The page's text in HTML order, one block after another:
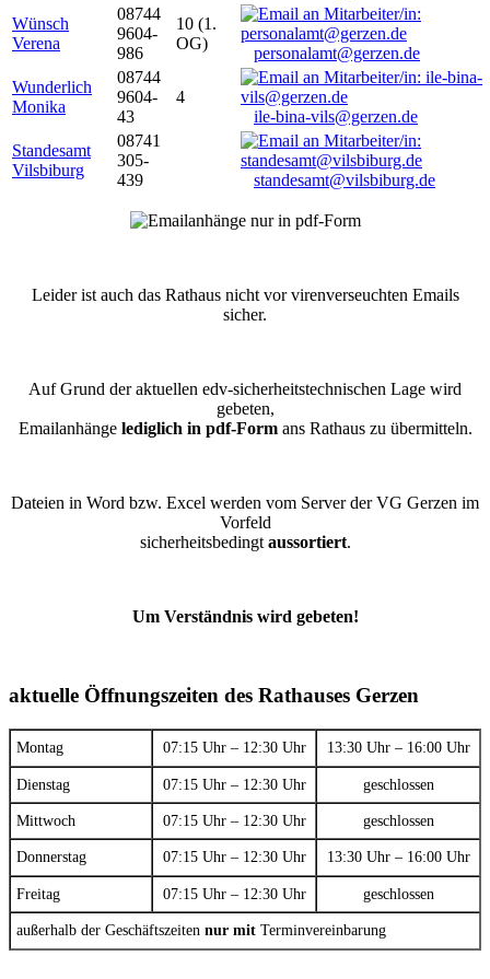
Wünsch
Verena
08744
9604-
986
10 (1.
OG)
personalamt@gerzen.de
Wunderlich
Monika
08744
9604-
43
4
ile-bina-vils@gerzen.de
Standesamt
Vilsbiburg
08741
305-
439
standesamt@vilsbiburg.de
Leider ist auch das Rathaus nicht vor virenverseuchten Emails
sicher.
Auf Grund der aktuellen edv-sicherheitstechnischen Lage wird
gebeten,
Emailanhänge lediglich in pdf-Formans Rathaus zu übermitteln.
Dateien in Word bzw. Excel werden vom Server der VG Gerzen im
Vorfeld
sicherheitsbedingt aussortiert.
Um Verständnis wird gebeten!
aktuelle Öffnungszeiten des Rathauses Gerzen
Montag 07:15 Uhr – 12:30 Uhr 13:30 Uhr – 16:00 Uhr
Dienstag 07:15 Uhr – 12:30 Uhr geschlossen
Mittwoch 07:15 Uhr – 12:30 Uhr geschlossen
Donnerstag 07:15 Uhr – 12:30 Uhr 13:30 Uhr – 16:00 Uhr
Freitag 07:15 Uhr – 12:30 Uhr geschlossen
außerhalb der Geschäftszeiten nur mit Terminvereinbarung